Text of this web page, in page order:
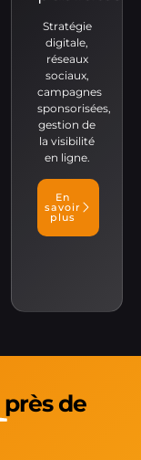
Stratégie
digitale,
réseaux
sociaux,
campagnes
sponsorisées,
gestion de
la visibilité
en ligne.
En
savoir
plus
près de